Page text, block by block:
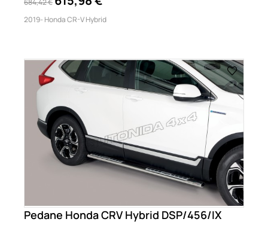
684,42 €
2019- Honda CR-V Hybrid
Pedane Honda CRV Hybrid DSP/456/IX